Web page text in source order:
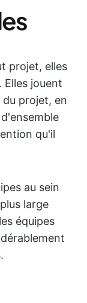
projet, elles
Elles jouent
projet, en
qu'il
au sein
large
équipes